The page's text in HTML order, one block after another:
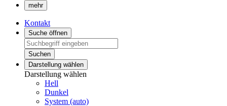
mehr
Kontakt
Suche öffnen
Suchen
Darstellung wählen
Darstellung wählen
Hell
Dunkel
System (auto)